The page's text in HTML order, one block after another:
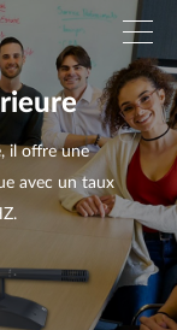
il offre une
avec un taux